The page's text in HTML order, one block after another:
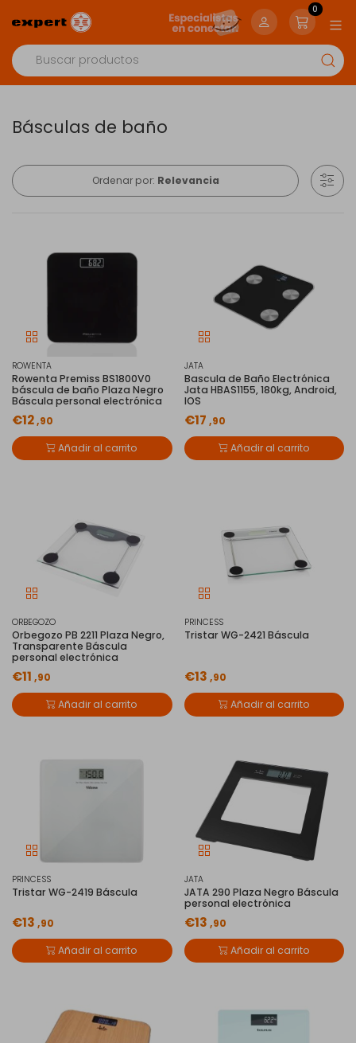
0
Básculas de baño
Ordenar por: Relevancia
ROWENTA
Rowenta Premiss BS1800V0
báscula de baño Plaza Negro
Báscula personal electrónica
€12,90
Añadir al carrito
JATA
Bascula de Baño Electrónica
Jata HBAS1155, 180kg, Android,
IOS
€17 ,90
Añadir al carrito
ORBEGOZO
Orbegozo PB 2211 Plaza Negro,
Transparente Báscula
personal electrónica
€11 ,90
Añadir al carrito
PRINCESS
Tristar WG-2421 Báscula
€13 ,90
Añadir al carrito
PRINCESS
Tristar WG-2419 Báscula
€13 ,90
Añadir al carrito
JATA
JATA 290 Plaza Negro Báscula
personal electrónica
€13 ,90
Añadir al carrito